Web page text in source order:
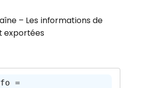
– Les informations de
exportées
=